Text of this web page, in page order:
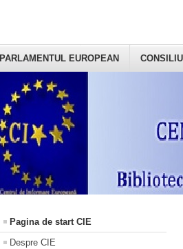
PARLAMENTUL EUROPEAN
Pagina de start CIE
Despre CIE